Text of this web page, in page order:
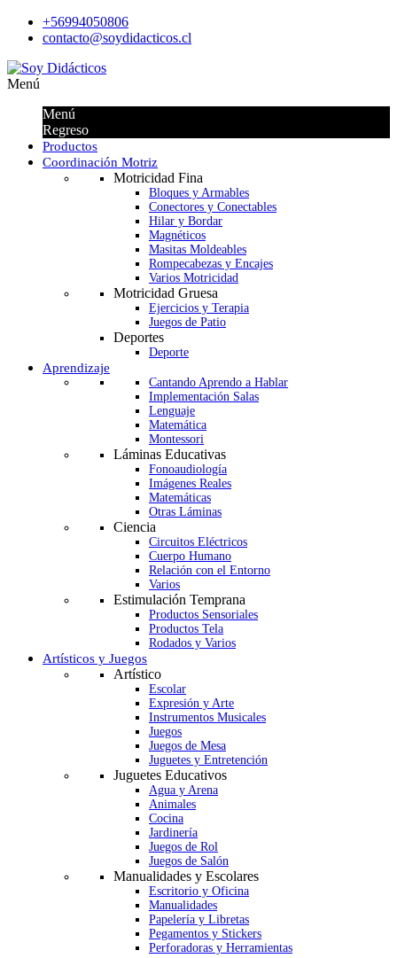
+56994050806
contacto@soydidacticos.cl
Menú
Menú
Regreso
Productos
Coordinación Motriz
Motricidad Fina
Bloques y Armables
Conectores y Conectables
Hilar y Bordar
Magnéticos
Masitas Moldeables
Rompecabezas y Encajes
Varios Motricidad
Motricidad Gruesa
Ejercicios y Terapia
Juegos de Patio
Deportes
Deporte
Aprendizaje
Cantando Aprendo a Hablar
Implementación Salas
Lenguaje
Matemática
Montessori
Láminas Educativas
Fonoaudiología
Imágenes Reales
Matemáticas
Otras Láminas
Ciencia
Circuitos Eléctricos
Cuerpo Humano
Relación con el Entorno
Varios
Estimulación Temprana
Productos Sensoriales
Productos Tela
Rodados y Varios
Artísticos y Juegos
Artístico
Escolar
Expresión y Arte
Instrumentos Musicales
Juegos
Juegos de Mesa
Juguetes y Entretención
Juguetes Educativos
Agua y Arena
Animales
Cocina
Jardinería
Juegos de Rol
Juegos de Salón
Manualidades y Escolares
Escritorio y Oficina
Manualidades
Papelería y Libretas
Pegamentos y Stickers
Perforadoras y Herramientas